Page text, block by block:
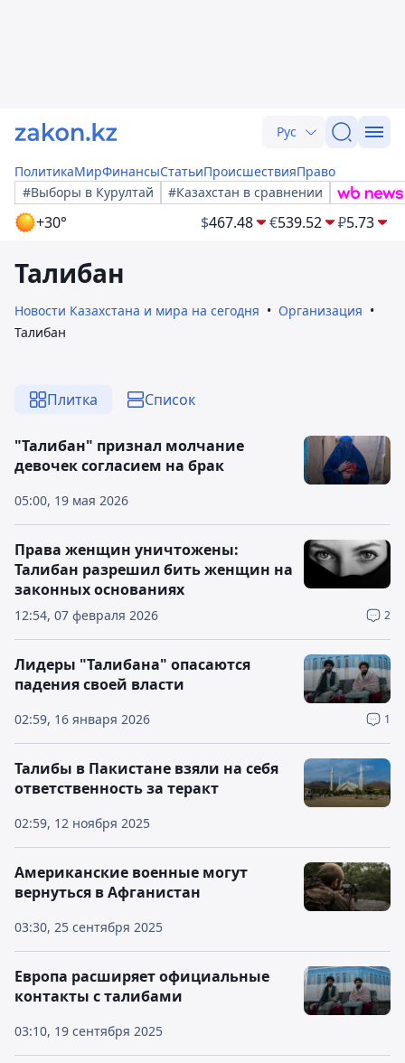
Рус
ПолитикаМирФинансыСтатьиПроисшествияПраво
#Выборы в Курултай
#Казахстан в сравнении
+30° $467.48 €539.52 ₽5.73
Талибан
Новости Казахстана и мира на сегодня
Организация
Талибан
Плитка Список
05:00, 19 мая 2026
"Талибан" признал молчание
девочек согласием на брак
12:54, 07 февраля 2026 2
Права женщин уничтожены:
Талибан разрешил бить женщин на
законных основаниях
02:59, 16 января 2026 1
Лидеры "Талибана" опасаются
падения своей власти
02:59, 12 ноября 2025
Талибы в Пакистане взяли на себя
ответственность за теракт
03:30, 25 сентября 2025
Американские военные могут
вернуться в Афганистан
03:10, 19 сентября 2025
Европа расширяет официальные
контакты с талибами